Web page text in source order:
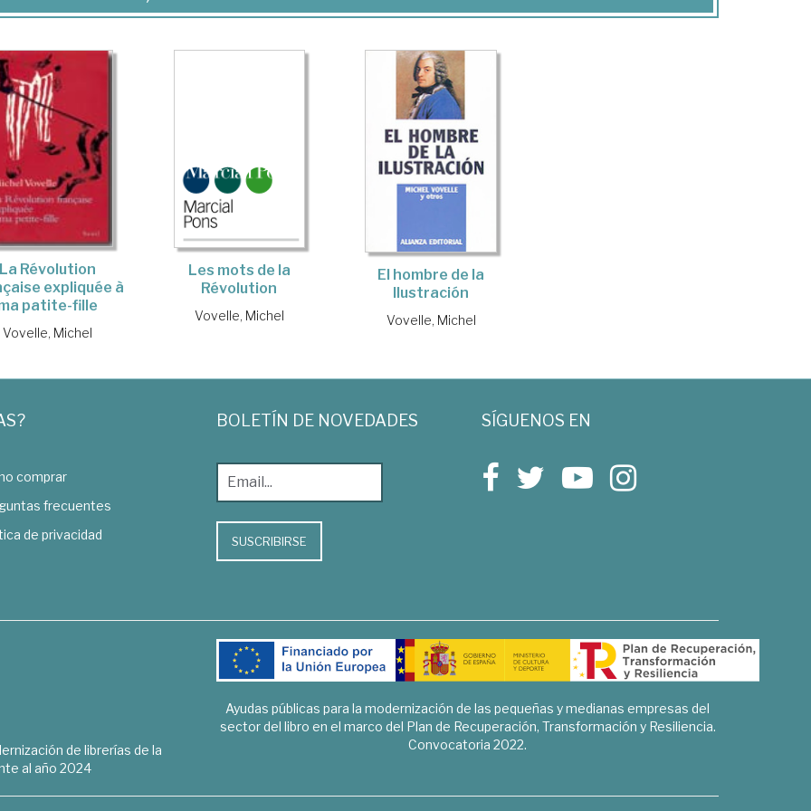
Révolution
expliquée à
patite-fille
Vovelle, Michel
Les mots de la
Révolution
Vovelle, Michel
El hombre de la
Ilustración
Vovelle, Michel
comprar
frecuentes
de privacidad
BOLETÍN DE NOVEDADES
SUSCRIBIRSE
SÍGUENOS EN
de librerías de la
al año 2024
Ayudas públicas para la modernización de las pequeñas y medianas empresas del
sector del libro en el marco del Plan de Recuperación, Transformación y Resiliencia.
Convocatoria 2022.